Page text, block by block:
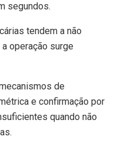
segundos.
tendem a não
operação surge
de
e confirmação por
quando não